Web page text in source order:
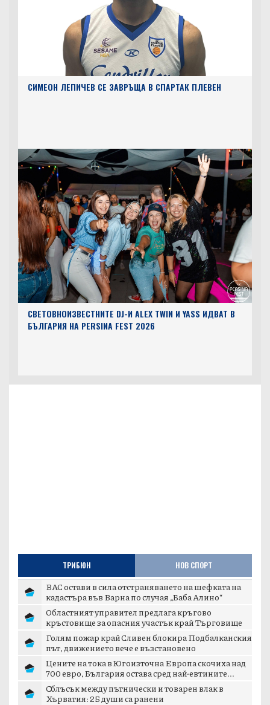
СИМЕОН ЛЕПИЧЕВ СЕ ЗАВРЪЩА В СПАРТАК ПЛЕВЕН
СВЕТОВНОИЗВЕСТНИТЕ DJ-И ALEX TWIN И YASS ИДВАТ В
БЪЛГАРИЯ НА PERSINA FEST 2026
ТРИБЮН НОВ СПОРТ
ВАС остави в сила отстраняването на шефката на
кадастъра във Варна по случая „Баба Алино“
Областният управител предлага кръгово
кръстовище за опасния участък край Търговище
Голям пожар край Сливен блокира Подбалканския
път, движението вече е възстановено
Цените на тока в Югоизточна Европа скочиха над
700 евро, България остава сред най-евтините...
Сблъсък между пътнически и товарен влак в
Хърватия: 25 души са ранени